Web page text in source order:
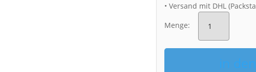
• Versand mit DHL
Menge:
Puzzle
(Nr.
Albertbrücke
in